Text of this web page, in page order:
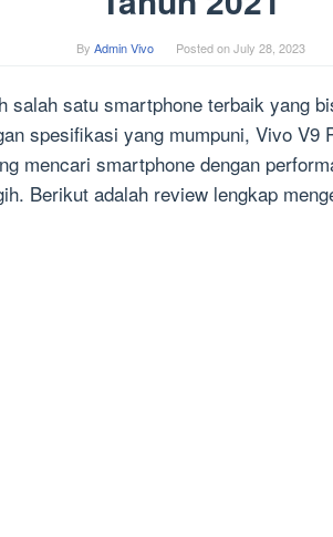
By Admin Vivo Posted onJuly 28, 2023
salah satu smartphone terbaik yang
spesifikasi yang mumpuni, Vivo V9
mencari smartphone dengan
Berikut adalah review lengkap